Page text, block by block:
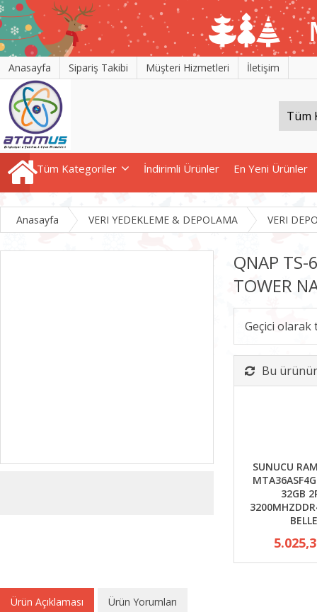
Anasayfa Sipariş Takibi Müşteri Hizmetleri İletişim
Tüm Kategoriler İndirimli Ürünler En Yeni Ürünler
Anasayfa VERI YEDEKLEME & DEPOLAMA VERI
QNAP TS-
TOWER
Geçici
Bu
SUNUCU
32GB
Ürün Açıklaması Ürün Yorumları